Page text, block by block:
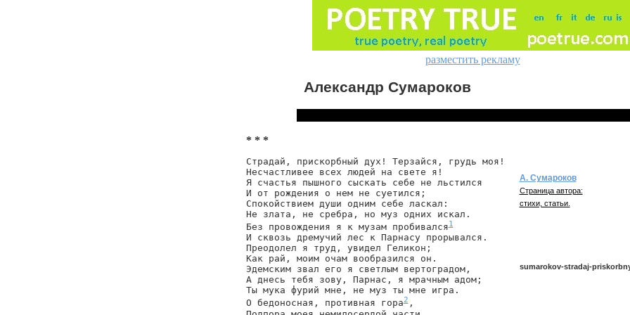
разместить рекламу
Александр Сумароков
* * *
Страдай, прискорбный дух! Терзайся, грудь моя!
Несчастливее всех людей на свете я!
Я счастья пышного сыскать себе не льстился
И от рождения о нем не суетился;
Спокойствием души одним себе ласкал:
Не злата, не сребра, но муз одних искал.
Без провождения я к музам пробивался1
И сквозь дремучий лес к Парнасу прорывался.
Преодолел я труд, увидел Геликон;
Как рай, моим очам вообразился он.
Эдемским звал его я светлым вертоградом,
А днесь тебя зову, Парнас, я мрачным адом;
Ты мука фурий мне, не муз ты мне игра.
О бедоносная, противная гора2,
А. Сумароков
Страница автора:
стихи, статьи.
sumarokov-stradaj-